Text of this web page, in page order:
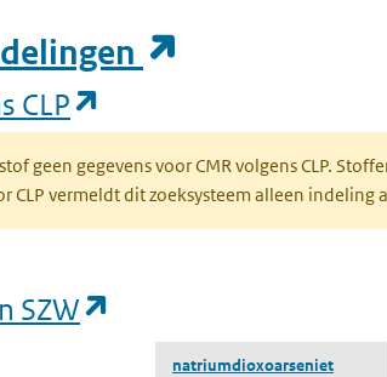
CLP
geen gegevens voor CMR volgens CLP.
CLP vermeldt dit zoeksysteem alleen indeling
SZW
natriumdioxoarseniet